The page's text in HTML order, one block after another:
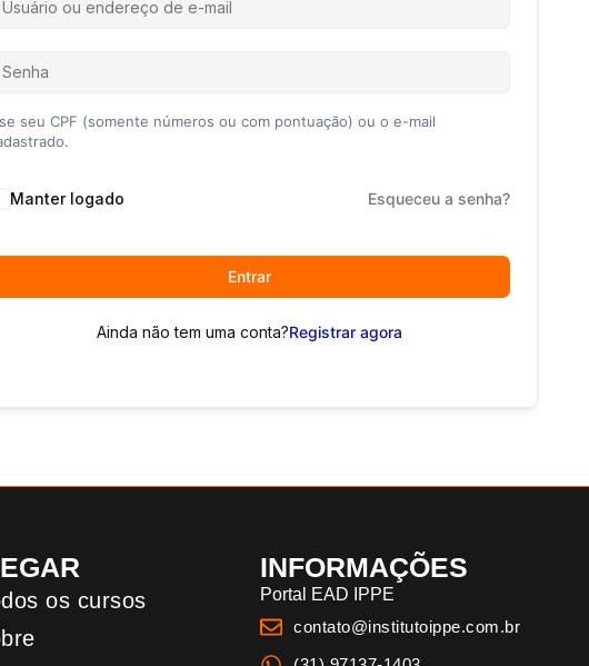
seu CPF (somente números ou com pontuação) ou o e-mail
Manter logado Esqueceu a senha?
Entrar
Ainda não tem uma conta?Registrar agora
os cursos
INFORMAÇÕES
Portal EAD IPPE
contato@institutoippe.com.br